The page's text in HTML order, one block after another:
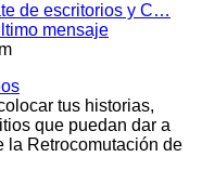
de escritorios y C…
mensaje
tus historias,
que puedan dar a
la Retrocomutación de